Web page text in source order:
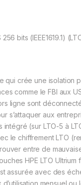
bits (IEEE1619.1)
qui crée une isolation
comme le FBI aux
ligne sont
s’attaquer aux
intégré (sur LTO-5 à
le chiffrement LTO
entre de
HPE LTO
assurée avec des